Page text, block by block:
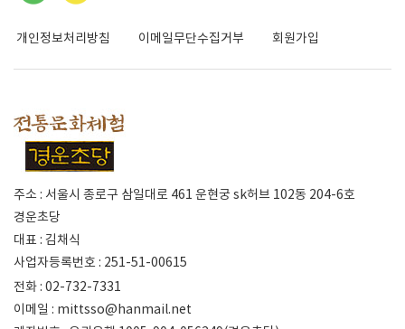
개인정보처리방침 이메일무단수집거부 회원가입
주소 : 서울시 종로구 삼일대로 461 운현궁 sk허브 102동 204-6호
경운초당
대표 : 김채식
사업자등록번호 : 251-51-00615
전화 : 02-732-7331
이메일 : mittsso@hanmail.net